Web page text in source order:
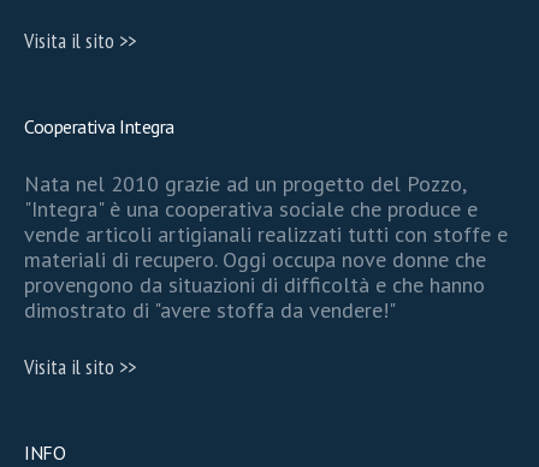
Visita il sito >>
Cooperativa Integra
Nata nel 2010 grazie ad un progetto del Pozzo,
"Integra" è una cooperativa sociale che produce e
vende articoli artigianali realizzati tutti con stoffe e
materiali di recupero. Oggi occupa nove donne che
provengono da situazioni di difficoltà e che hanno
dimostrato di "avere stoffa da vendere!"
Visita il sito >>
INFO